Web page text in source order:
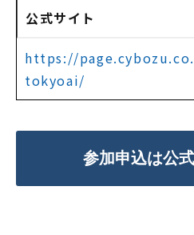
公式サイト
https://
tokyoai/
参加申込は公